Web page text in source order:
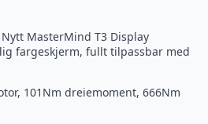
MasterMind T3 Display
fargeskjerm, fullt tilpassbar med
101Nm dreiemoment, 666Nm